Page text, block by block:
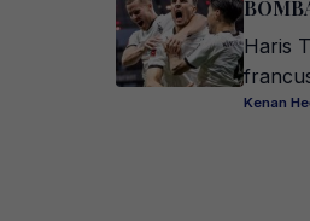
Haris
Kenan